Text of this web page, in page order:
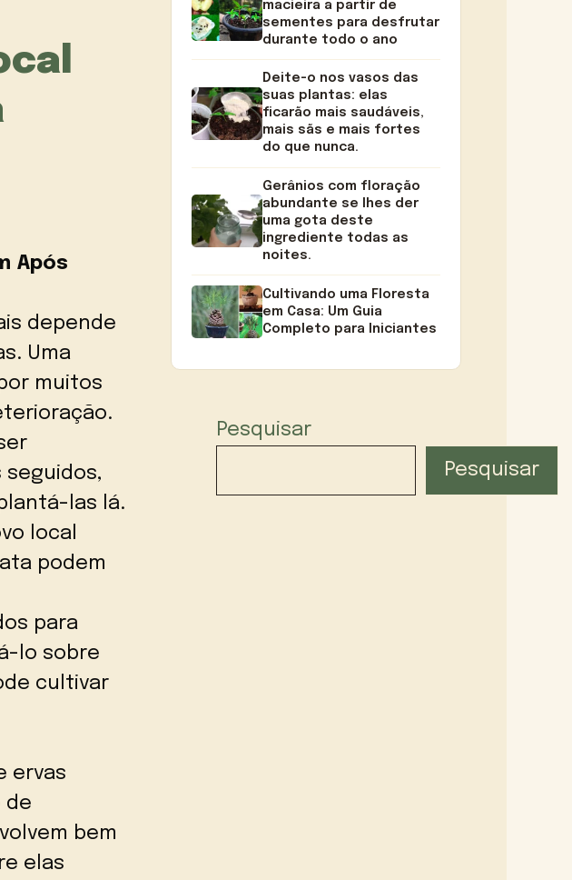
Após
depende
Uma
muitos
seguidos,
las lá.
local
podem
para
lo sobre
cultivar
ervas
de
bem
elas
macieira a partir de
sementes para desfrutar
durante todo o ano
Deite-o nos vasos das
suas plantas: elas
ficarão mais saudáveis,
mais sãs e mais fortes
do que nunca.
Gerânios com floração
abundante se lhes der
uma gota deste
ingrediente todas as
noites.
Cultivando uma Floresta
em Casa: Um Guia
Completo para Iniciantes
Pesquisar
Pesquisar